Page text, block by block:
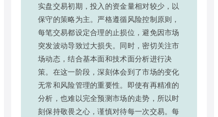
实盘交易初期，投入的资金量相对较少，以
保守的策略为主。严格遵循风险控制原则，
每笔交易都设定合理的止损位，避免因市场
突发波动导致过大损失。同时，密切关注市
场动态，结合基本面和技术面分析进行决
策。在这一阶段，深刻体会到了市场的变化
无常和风险管理的重要性。即使有再精准的
分析，也难以完全预测市场的走势，所以时
刻保持敬畏之心，谨慎对待每一次交易。每